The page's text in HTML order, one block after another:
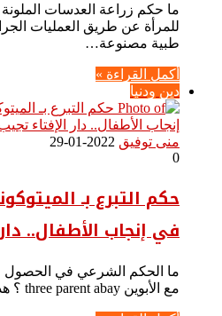
ما حكم زراعة العدسات الملونة
للمرأة عن طريق العمليات
طبية مصنوعة…
أكمل القراءة »
دين ودنيا
منى توفيق 2022-01-29
0
حكم التبرع بـ
في إنجاب الأطفال..
ما الحكم الشرعي في الحصول
مع الأبوين three parent abay ؟ هذه العملية يكون فيها…